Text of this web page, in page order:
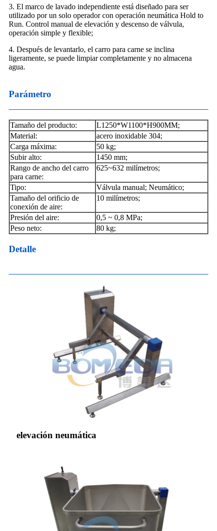
3. El marco de lavado independiente está diseñado para ser
utilizado por un solo operador con operación neumática Hold to
Run. Control manual de elevación y descenso de válvula,
operación simple y flexible;
4. Después de levantarlo, el carro para carne se inclina
ligeramente, se puede limpiar completamente y no almacena
agua.
Parámetro
Tamaño del producto:
L1250*W1100*H900MM;
Material:
acero inoxidable 304;
Carga máxima:
50 kg;
Subir alto:
1450 mm;
Rango de ancho del carro
para carne:
625~632 milímetros;
Tipo:
Válvula manual; Neumático;
Tamaño del orificio de
conexión de aire:
10 milímetros;
Presión del aire:
0,5 ~ 0,8 MPa;
Peso neto:
80 kg;
Detalle
elevación neumática